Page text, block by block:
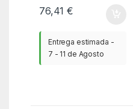
76,41€
Entrega estimada -
7 - 11 de Agosto